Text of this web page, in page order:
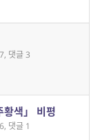
댓글 3
색」 비평
댓글 1